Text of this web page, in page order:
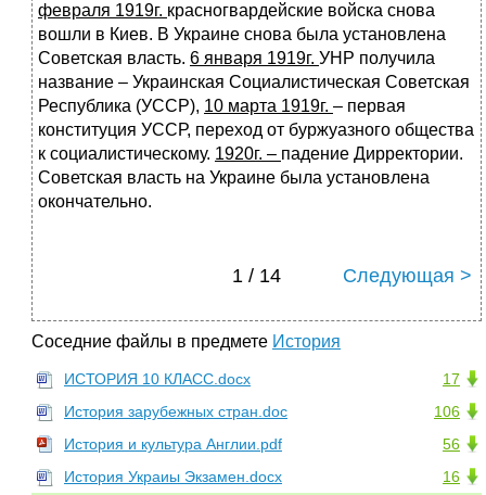
февраля 1919г. красногвардейские войска снова
вошли в Киев. В Украине снова была установлена
Советская власть. 6 января 1919г. УНР получила
название – Украинская Социалистическая Советская
Республика (УССР), 10 марта 1919г. – первая
конституция УССР, переход от буржуазного общества
к социалистическому. 1920г. – падение Дирректории.
Советская власть на Украине была установлена
окончательно.
1 / 14 Следующая >
Соседние файлы в предмете История
17
ИСТОРИЯ 10 КЛАСС.docx
106
История зарубежных стран.doc
56
История и культура Англии.pdf
16
История Украиы Экзамен.docx